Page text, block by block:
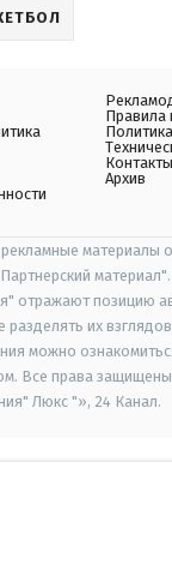
Правила
Контакты
Архив
материалы
отражают позицию
разделять их
можно
Все права
Люкс "», 24 Канал.